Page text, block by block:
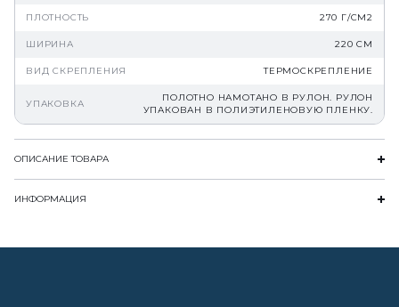
ПЛОТНОСТЬ 270 Г/СМ2
ШИРИНА 220 СМ
ВИД СКРЕПЛЕНИЯ ТЕРМОСКРЕПЛЕНИЕ
УПАКОВКА
ПОЛОТНО НАМОТАНО В РУЛОН. РУЛОН
УПАКОВАН В ПОЛИЭТИЛЕНОВУЮ ПЛЕНКУ.
ОПИСАНИЕ ТОВАРА
ИНФОРМАЦИЯ